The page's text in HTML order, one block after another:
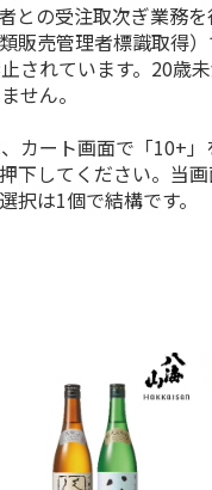
の受注取次ぎ業務を
売管理者標識取得）
されています。20歳
せん。
カート画面で「10+
下してください。当
択は1個で結構です。